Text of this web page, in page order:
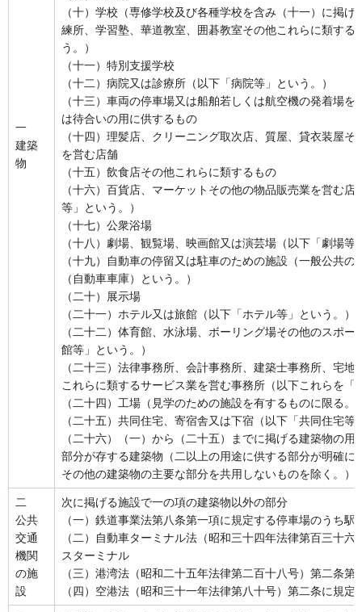
一
建築
物
（十）学校（専修学校及び各種学校を含み（十一）に掲
練所、学習塾、華道教室、囲碁教室その他これらに類する
う。）
（十一）特別支援学校
（十二）病院又は診療所（以下「病院等」という。）
（十三）車両の停車場又は船舶若しくは航空機の発着場
は待合いの用に供するもの
（十四）理髪店、クリーニング取次店、質屋、貸衣装屋
を営む店舗
（十五）飲食店その他これらに類するもの
（十六）百貨店、マーケットその他の物品販売業を営む
等」という。）
（十七）公衆浴場
（十八）劇場、観覧場、映画館又は演芸場（以下「劇場等
（十九）自動車の停留又は駐車のための施設（一般公共
（自動車車庫）という。）
（二十）展示場
（二十一）ホテル又は旅館（以下「ホテル等」という。）
（二十二）体育館、水泳場、ボーリング場その他のスポ
館等」という。）
（二十三）法律事務所、会計事務所、建築士事務所、宅
これらに類するサービス業を営む事務所（以下これらを「
（二十四）工場（見学のための施設を有するものに限る。
（二十五）共同住宅、寄宿舎又は下宿（以下「共同住宅
（二十六）（一）から（二十五）までに掲げる建築物の
部分が存する建築物（二以上の用途に供する部分が明確に
その他の建築物の主要な部分を共用しないものを除く。）
二
公共
交通
機関
の施
設
次に掲げる施設で一の項の建築物以外の部分
（一）鉄道事業法第八条第一項に規定する停車場のうち駅
（二）自動車ターミナル法（昭和三十四年法律第百三十
スターミナル
（三）港湾法（昭和二十五年法律第二百十八号）第二条
（四）空港法（昭和三十一年法律第八十号）第二条に規定